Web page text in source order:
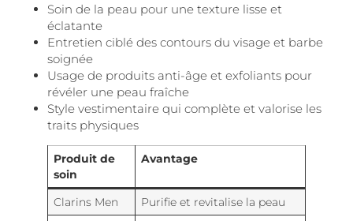
Soin de la peau pour une texture lisse et
éclatante
Entretien ciblé des contours du visage et barbe
soignée
Usage de produits anti-âge et exfoliants pour
révéler une peau fraîche
Style vestimentaire qui complète et valorise les
traits physiques
Produit de
soin
Avantage
Clarins Men Purifie et revitalise la peau